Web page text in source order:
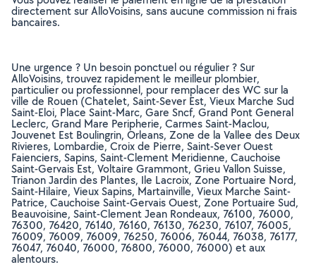
directement sur AlloVoisins, sans aucune commission ni frais
bancaires.
Une urgence ? Un besoin ponctuel ou régulier ? Sur
AlloVoisins, trouvez rapidement le meilleur plombier,
particulier ou professionnel, pour remplacer des WC sur la
ville de Rouen (Chatelet, Saint-Sever Est, Vieux Marche Sud
Saint-Eloi, Place Saint-Marc, Gare Sncf, Grand Pont General
Leclerc, Grand Mare Peripherie, Carmes Saint-Maclou,
Jouvenet Est Boulingrin, Orleans, Zone de la Vallee des Deux
Rivieres, Lombardie, Croix de Pierre, Saint-Sever Ouest
Faienciers, Sapins, Saint-Clement Meridienne, Cauchoise
Saint-Gervais Est, Voltaire Grammont, Grieu Vallon Suisse,
Trianon Jardin des Plantes, Ile Lacroix, Zone Portuaire Nord,
Saint-Hilaire, Vieux Sapins, Martainville, Vieux Marche Saint-
Patrice, Cauchoise Saint-Gervais Ouest, Zone Portuaire Sud,
Beauvoisine, Saint-Clement Jean Rondeaux, 76100, 76000,
76300, 76420, 76140, 76160, 76130, 76230, 76107, 76005,
76009, 76009, 76009, 76250, 76006, 76044, 76038, 76177,
76047, 76040, 76000, 76800, 76000, 76000) et aux
alentours.